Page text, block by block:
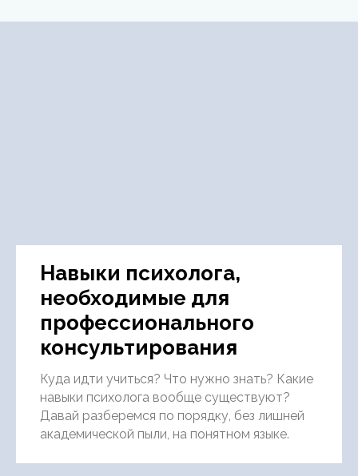
Навыки психолога,
необходимые для
профессионального
консультирования
Куда идти учиться? Что нужно знать? Какие
навыки психолога вообще существуют?
Давай разберемся по порядку, без лишней
академической пыли, на понятном языке.